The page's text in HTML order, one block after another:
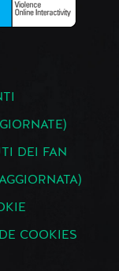
DEI FAN
COOKIES